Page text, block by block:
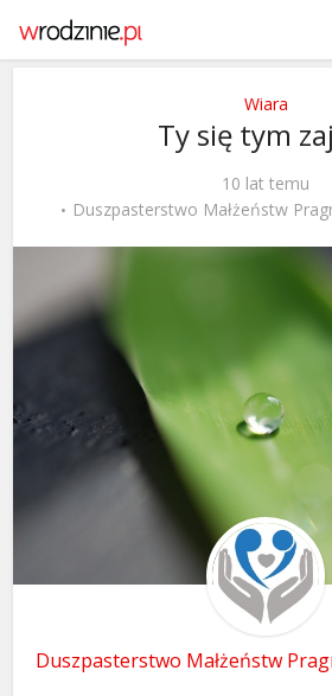
Wiara
Ty się tym
10 lat temu
Duszpasterstwo Małżeństw
Duszpasterstwo Małżeństw